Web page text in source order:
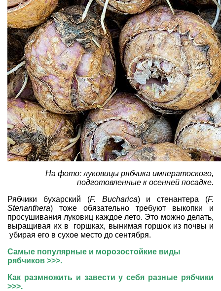
На фото: луковицы рябчика императоского,
подготовленные к осенней посадке.
Рябчики бухарский (F. Bucharica) и стенантера (F.
Stenanthera) тоже обязательно требуют выкопки и
просушивания луковиц каждое лето. Это можно делать,
выращивая их в горшках, вынимая горшок из почвы и
убирая его в сухое место до сентября.
Самые популярные и морозостойкие виды
рябчиков >>>.
Как размножить и завести у себя разные рябчики
>>>.